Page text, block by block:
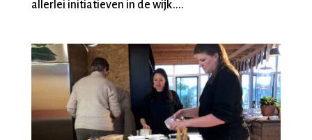
allerlei initiatieven in de wijk....